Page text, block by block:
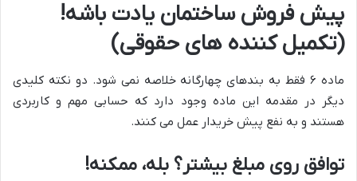
پیش فروش ساختمان یادت باشه!
(تکمیل کننده های حقوقی)
ماده ۶ فقط به بندهای چهارگانه خلاصه نمی شود. دو نکته کلیدی
دیگر در مقدمه این ماده وجود دارد که حسابی مهم و کاربردی
هستند و به نفع پیش خریدار عمل می کنند.
توافق روی مبلغ بیشتر؟ بله، ممکنه!